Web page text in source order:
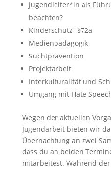
Jugendleiter*in als
beachten?
Kinderschutz- §72a
Medienpädagogik
Suchtprävention
Projektarbeit
Interkulturalität und
Umgang mit Hate
Wegen der aktuellen
Jugendarbeit bieten wir
Übernachtung an zwei
dass du an beiden
mitarbeitest. Während